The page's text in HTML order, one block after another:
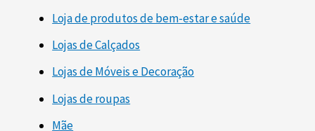
Loja de produtos de bem-estar e saúde
Lojas de Calçados
Lojas de Móveis e Decoração
Lojas de roupas
Mãe